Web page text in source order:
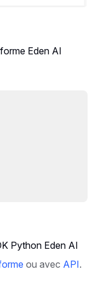
Eden AI
Python Eden AI
ou avec API.